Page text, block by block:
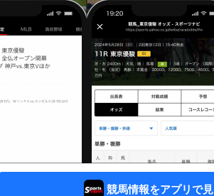
競馬情報をアプリで